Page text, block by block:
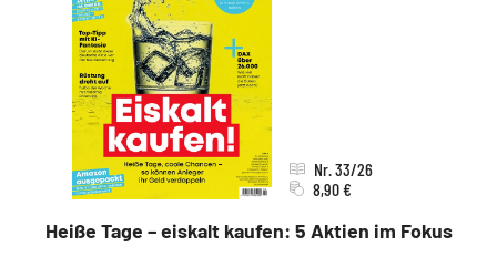
Heiße Tage – eiskalt kaufen: 5 Aktien im Fokus
Nr. 33/26
8,90 €